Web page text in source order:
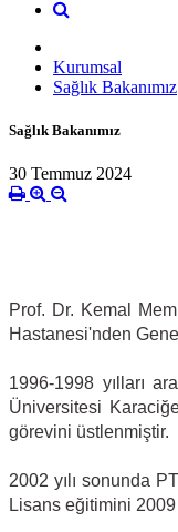
Kurumsal
Sağlık Bakanımız
Sağlık Bakanımız
30 Temmuz 2024
Prof. Dr. Kemal
Hastanesi'nden
1996-1998 yılları
Üniversitesi
görevini üstlenmiştir.
2002 yılı sonunda
Lisans eğitimini 2009